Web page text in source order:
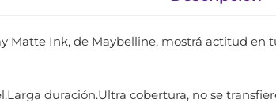
Matte Ink, de Maybelline, mostrá actitud
duración.Ultra cobertura, no se